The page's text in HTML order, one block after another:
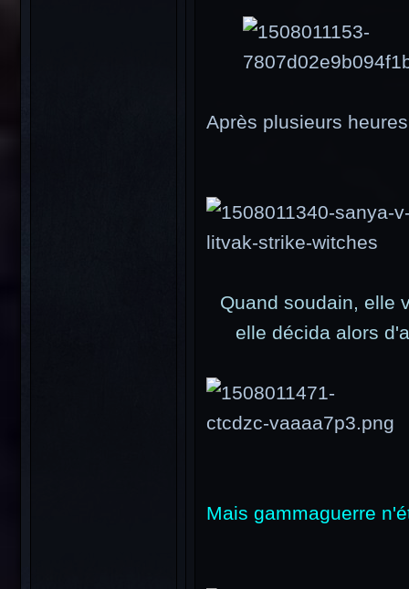
Après plusieurs
Quand soudain, elle
elle décida alors
Mais gammaguerre